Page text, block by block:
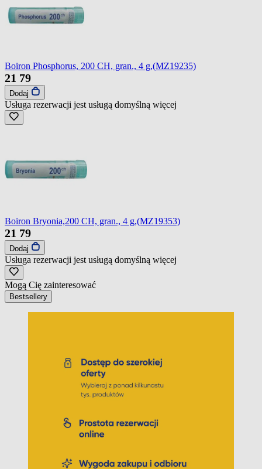
Boiron Phosphorus, 200 CH, gran., 4 g,(MZ19235)
21 79
Dodaj
Usługa rezerwacji jest usługą domyślną więcej
Boiron Bryonia,200 CH, gran., 4 g,(MZ19353)
21 79
Dodaj
Usługa rezerwacji jest usługą domyślną więcej
Mogą Cię zainteresować
Bestsellery